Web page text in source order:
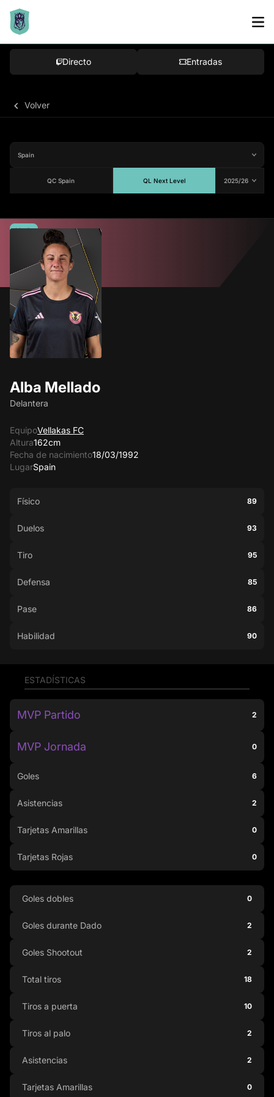
Directo Entradas
Volver
QC Spain QL Next Level
Alba Mellado
Delantera
EquipoVellakas FC
Altura162cm
Fecha de nacimiento18/03/1992
LugarSpain
Media
Físico 89
Duelos 93
Tiro 95
Defensa 85
Pase 86
Habilidad 90
ESTADÍSTICAS
MVP Partido 2
MVP Jornada 0
Goles 6
Asistencias 2
Tarjetas Amarillas 0
Tarjetas Rojas 0
Goles dobles 0
Goles durante Dado 2
Goles Shootout 2
Total tiros 18
Tiros a puerta 10
Tiros al palo 2
Asistencias 2
Tarjetas Amarillas 0